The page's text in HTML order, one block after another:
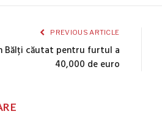
PREVIOUS ARTICLE
Bălți căutat pentru furtul a
40,000 de euro